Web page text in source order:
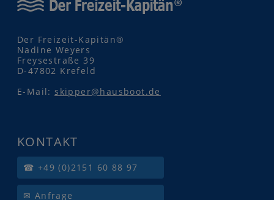
Der Freizeit-Kapitän®
Nadine Weyers
Freysestraße 39
D-47802 Krefeld
E-Mail: skipper@hausboot.de
KONTAKT
☎ +49 (0)2151 60 88 97
✉ Anfrage